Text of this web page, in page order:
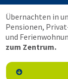
Übernachten in
Pensionen,
und
zum Zentrum.
